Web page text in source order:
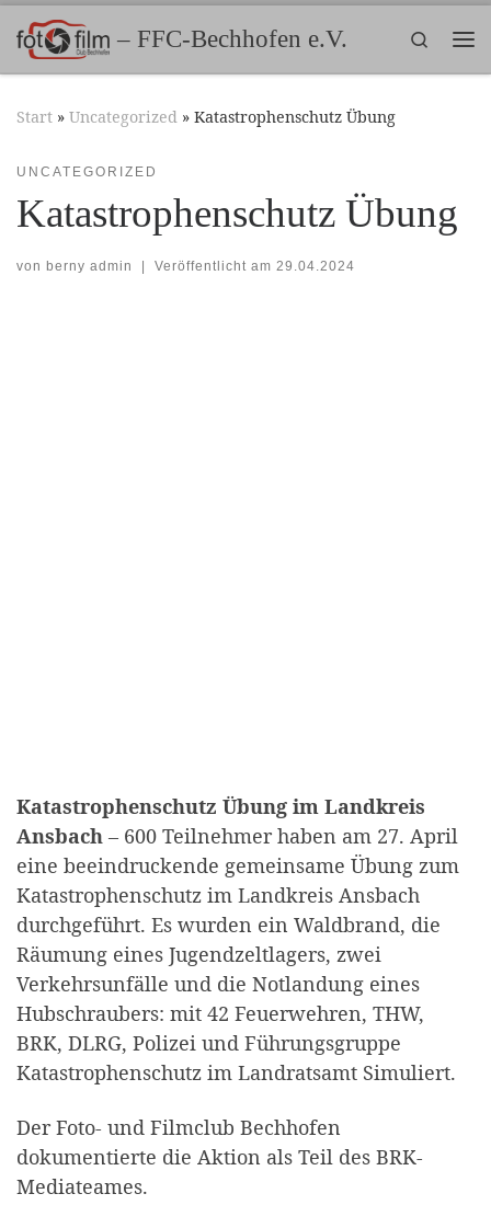
Zum Inhalt springen– FFC-Bechhofen e.V.
Search
Start » Uncategorized » Katastrophenschutz Übung
UNCATEGORIZED
Katastrophenschutz Übung
von berny admin | Veröffentlicht am 29.04.2024
Katastrophenschutz Übung im Landkreis
Ansbach – 600 Teilnehmer haben am 27. April
eine beeindruckende gemeinsame Übung zum
Katastrophenschutz im Landkreis Ansbach
durchgeführt. Es wurden ein Waldbrand, die
Räumung eines Jugendzeltlagers, zwei
Verkehrsunfälle und die Notlandung eines
Hubschraubers: mit 42 Feuerwehren, THW,
BRK, DLRG, Polizei und Führungsgruppe
Katastrophenschutz im Landratsamt Simuliert.
Der Foto- und Filmclub Bechhofen
dokumentierte die Aktion als Teil des BRK-
Mediateames.